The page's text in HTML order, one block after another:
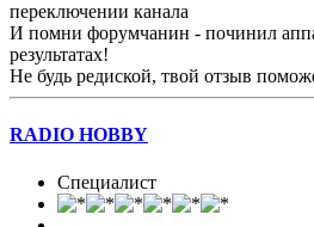
переключении канала
И помни форумчанин - починил
результатах!
Не будь редиской, твой отзыв
RADIO HOBBY
Специалист